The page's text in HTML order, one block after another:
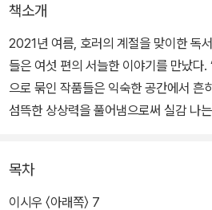
책소개
2021년 여름, 호러의 계절을 맞이한 독서
들은 여섯 편의 서늘한 이야기를 만났다.
으로 묶인 작품들은 익숙한 공간에서 흔
섬뜩한 상상력을 풀어냄으로써 실감 나
늘을 짚는다.
목차
이시우 〈아래쪽〉 7